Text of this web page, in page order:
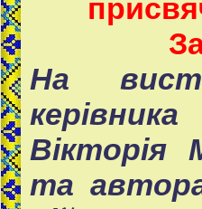
На
Вікторія
та